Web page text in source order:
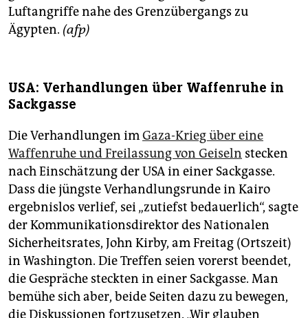
Luftangriffe nahe des Grenzübergangs zu
Ägypten. (afp)
USA: Verhandlungen über Waffenruhe in
Sackgasse
Die Verhandlungen imGaza-Krieg über eine
Waffenruhe und Freilassung von Geiseln stecken
nach Einschätzung der USA in einer Sackgasse.
Dass die jüngste Verhandlungsrunde in Kairo
ergebnislos verlief, sei „zutiefst bedauerlich“, sagte
der Kommunikationsdirektor des Nationalen
Sicherheitsrates, John Kirby, am Freitag (Ortszeit)
in Washington. Die Treffen seien vorerst beendet,
die Gespräche steckten in einer Sackgasse. Man
bemühe sich aber, beide Seiten dazu zu bewegen,
die Diskussionen fortzusetzen. „Wir glauben